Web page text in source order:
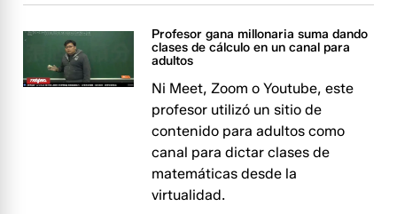
Profesor gana millonaria suma dando
clases de cálculo en un canal para
adultos
Ni Meet, Zoom o Youtube, este
profesor utilizó un sitio de
contenido para adultos como
canal para dictar clases de
matemáticas desde la
virtualidad.